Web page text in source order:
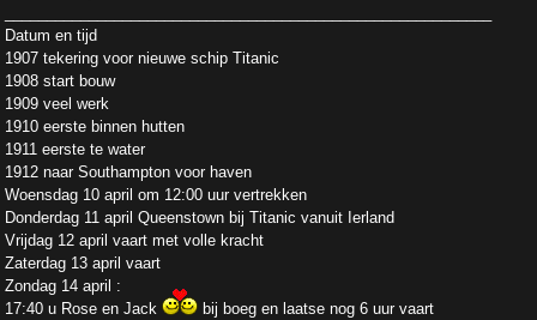
Datum en tijd
1907 tekering voor nieuwe schip Titanic
1908 start bouw
1909 veel werk
1910 eerste binnen hutten
1911 eerste te water
1912 naar Southampton voor haven
Woensdag 10 april om 12:00 uur vertrekken
Donderdag 11 april Queenstown bij Titanic vanuit Ierland
Vrijdag 12 april vaart met volle kracht
Zaterdag 13 april vaart
Zondag 14 april :
17:40 u Rose en Jack
bij boeg en laatse nog 6 uur vaart